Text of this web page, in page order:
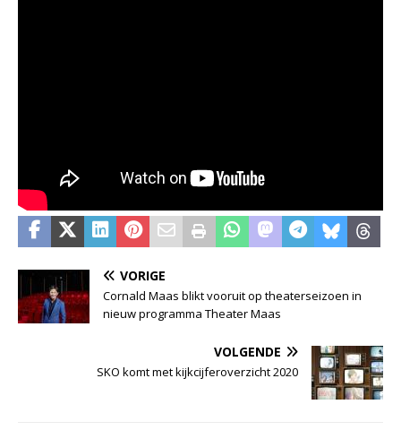
VORIGE
Cornald Maas blikt vooruit op theaterseizoen in
nieuw programma Theater Maas
VOLGENDE
SKO komt met kijkcijferoverzicht 2020